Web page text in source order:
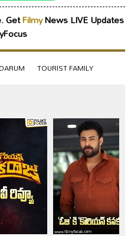
GetFilmyNews LIVE Updates
TOURIST FAMILY